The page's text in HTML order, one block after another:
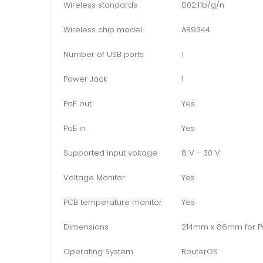
Wireless standards 802.11b/g/n
Wireless chip model AR9344
Number of USB ports 1
Power Jack 1
PoE out Yes
PoE in Yes
Supported input voltage 8 V - 30 V
Voltage Monitor Yes
PCB temperature monitor Yes
Dimensions 214mm x 86mm for
Operating System RouterOS